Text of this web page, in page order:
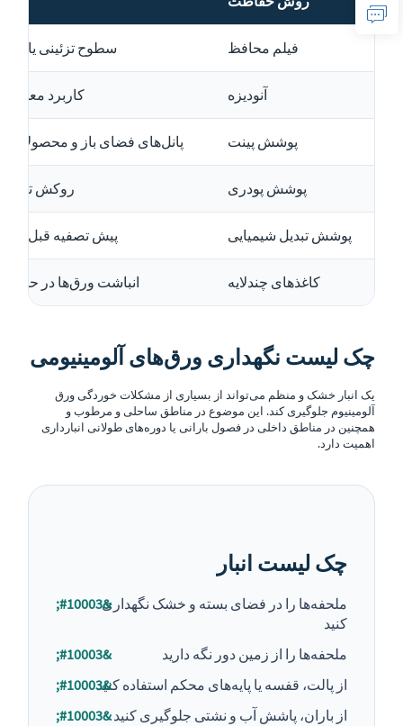
فیلم محافظ سطوح تزئینی یا
آنوديزه کاربرد
پوشش پینت پانل‌های فضای باز و محصولات
پوشش پودری روکش
پوشش تبدیل شیمیایی پیش تصفیه قبل از
کاغذهای چندلایه انباشت ورق‌ها در حین
چک لیست نگهداری ورق‌های آلومینیومی
یک انبار خشک و منظم می‌تواند از بسیاری از مشکلات خوردگی ورق
آلومینیوم جلوگیری کند. این موضوع در مناطق ساحلی و مرطوب و
همچنین در مناطق داخلی در فصول بارانی یا دوره‌های طولانی انبارداری
اهمیت دارد.
چک لیست انبار
ملحفه‌ها را در فضای بسته و خشک نگهداری
کنید
ملحفه‌ها را از زمین دور نگه دارید
از پالت، قفسه یا پایه‌های محکم استفاده کنید
از باران، پاشش آب و نشتی جلوگیری کنید